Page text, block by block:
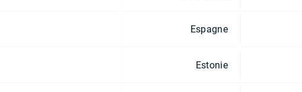
Espagne
Estonie